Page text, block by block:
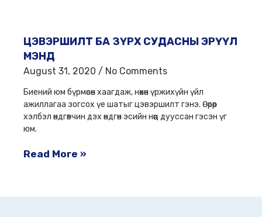
ЦЭВЭРШИЛТ БА ЗҮРХ СУДАСНЫ ЭРҮҮЛ
МЭНД
August 31, 2020 No Comments
Биений юм бүрмөсөн хаагдаж, нөхөн үржихүйн үйл
ажиллагаа зогсох үе шатыг цэвэршилт гэнэ. Өөрөөр
хэлбэл өндгөвчин дэх өндгөн эсийн нөөц дууссан гэсэн үг
юм.
Read More »